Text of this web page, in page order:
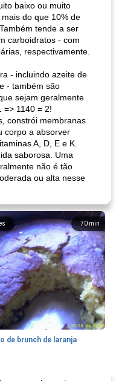
baixo ou muito
do que 10% de
tende a ser
carboidratos - com
respectivamente.
- incluindo azeite de
- também são
sejam geralmente
=> 1140 = 2!
constrói membranas
corpo a absorver
A, D, E e K.
saborosa. Uma
não é tão
ou alta nesse
70 min
de brunch de laranja